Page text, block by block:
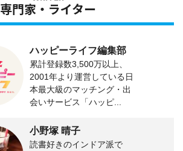
専門家・ライター
ハッピーライフ編集部
累計登録数3,500万以上、
2001年より運営している日
本最大級のマッチング・出
会いサービス「ハッピ...
小野塚 晴子
読書好きのインドア派で